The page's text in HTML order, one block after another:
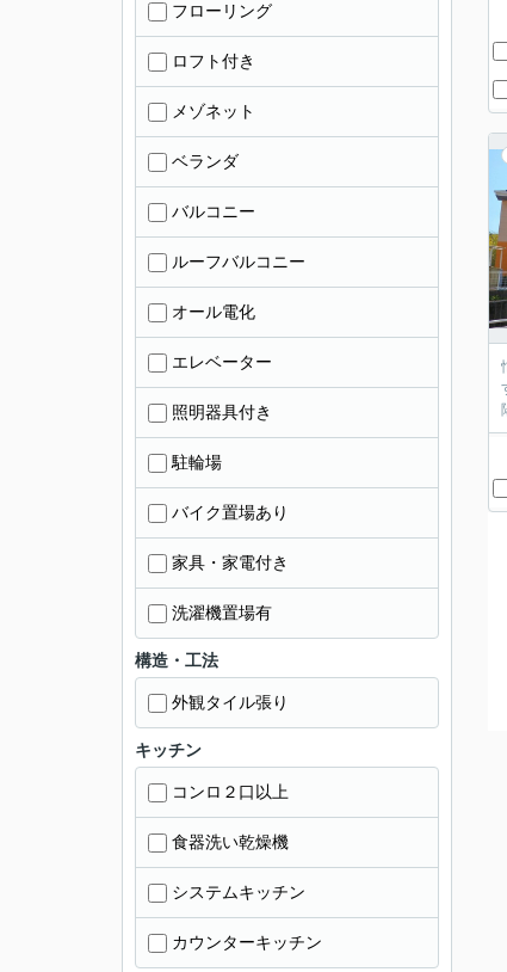
フローリング
ロフト付き
メゾネット
ベランダ
バルコニー
ルーフバルコニー
オール電化
エレベーター
照明器具付き
駐輪場
バイク置場あり
家具・家電付き
洗濯機置場有
構造・工法
外観タイル張り
キッチン
コンロ２口以上
食器洗い乾燥機
システムキッチン
カウンターキッチン